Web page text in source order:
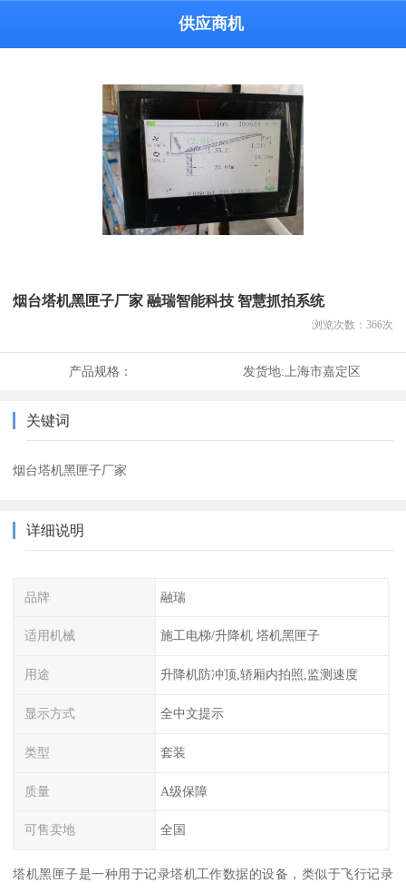
供应商机
烟台塔机黑匣子厂家 融瑞智能科技 智慧抓拍系统
浏览次数： 366次
产品规格： 发货地:上海市嘉定区
关键词
烟台塔机黑匣子厂家
详细说明
品牌 融瑞
适用机械 施工电梯/升降机 塔机黑匣子
用途 升降机防冲顶,轿厢内拍照,监测速度
显示方式 全中文提示
类型 套装
质量 A级保障
可售卖地 全国
塔机黑匣子是一种用于记录塔机工作数据的设备，类似于飞行记录